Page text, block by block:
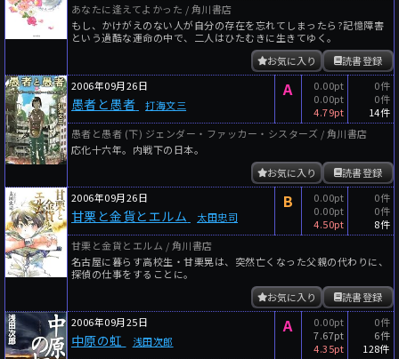
あなたに逢えてよかった / 角川書店
もし、かけがえのない人が自分の存在を忘れてしまったら?記憶障害
という過酷な運命の中で、二人はひたむきに生きてゆく。
読書登録
お気に入り
2006年09月26日
愚者と愚者 打海文三
A
0.00pt
0.00pt
4.79pt
0件
0件
14件
愚者と愚者 (下) ジェンダー・ファッカー・シスターズ / 角川書店
応化十六年。内戦下の日本。
読書登録
お気に入り
2006年09月26日
甘栗と金貨とエルム 太田忠司
B
0.00pt
0.00pt
4.50pt
0件
0件
8件
甘栗と金貨とエルム / 角川書店
名古屋に暮らす高校生・甘栗晃は、突然亡くなった父親の代わりに、
探偵の仕事をすることに。
読書登録
お気に入り
2006年09月25日
中原の虹 浅田次郎
A
0.00pt
7.67pt
4.35pt
0件
6件
128件